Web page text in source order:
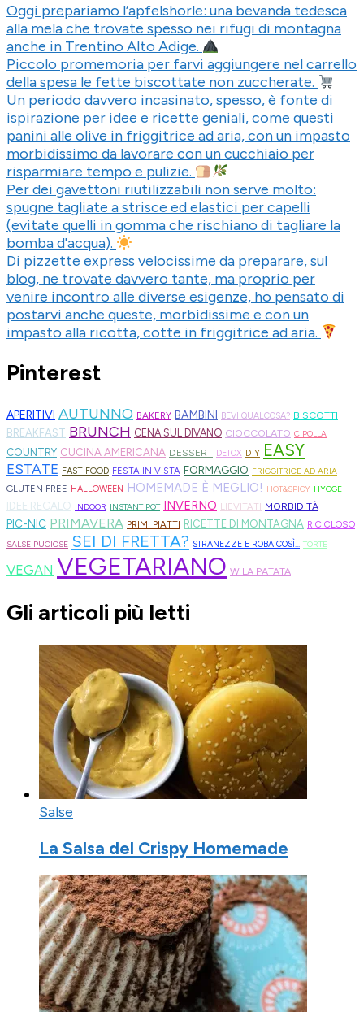
Oggi prepariamo l’apfelshorle: una bevanda tedesca
alla mela che trovate spesso nei rifugi di montagna
anche in Trentino Alto Adige.
Piccolo promemoria per farvi aggiungere nel carrello
della spesa le fette biscottate non zuccherate.
Un periodo davvero incasinato, spesso, è fonte di
ispirazione per idee e ricette geniali, come questi
panini alle olive in friggitrice ad aria, con un impasto
morbidissimo da lavorare con un cucchiaio per
risparmiare tempo e pulizie.
Per dei gavettoni riutilizzabili non serve molto:
spugne tagliate a strisce ed elastici per capelli
(evitate quelli in gomma che rischiano di tagliare la
bomba d'acqua).
Di pizzette express velocissime da preparare, sul
blog, ne trovate davvero tante, ma proprio per
venire incontro alle diverse esigenze, ho pensato di
postarvi anche queste, morbidissime e con un
impasto alla ricotta, cotte in friggitrice ad aria.
Pinterest
APERITIVI AUTUNNO BAKERY BAMBINI BEVI QUALCOSA? BISCOTTI
BREAKFAST BRUNCH CENA SUL DIVANO CIOCCOLATO CIPOLLA
COUNTRY CUCINA AMERICANA DESSERT DETOX DIY EASY
ESTATE FAST FOOD FESTA IN VISTA FORMAGGIO FRIGGITRICE AD ARIA
GLUTEN FREE HALLOWEEN HOMEMADE È MEGLIO! HOT&SPICY HYGGE
IDEE REGALO INDOOR INSTANT POT INVERNO LIEVITATI MORBIDITÀ
PIC-NIC PRIMAVERA PRIMI PIATTI RICETTE DI MONTAGNA RICICLOSO
SALSE PUCIOSE SEI DI FRETTA? STRANEZZE E ROBA COSÌ... TORTE
VEGAN VEGETARIANO W LA PATATA
Gli articoli più letti
Salse
La Salsa del Crispy Homemade